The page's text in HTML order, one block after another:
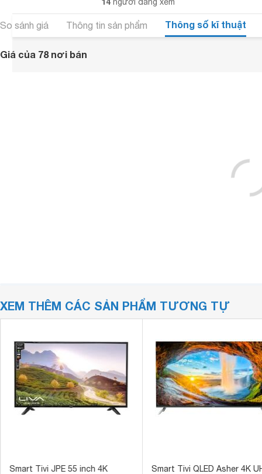
So sánh giá Thông tin sản phẩm Thông số kĩ thuật
Giá của 78 nơi bán
XEM THÊM CÁC SẢN PHẨM TƯƠNG TỰ
Smart Tivi JPE 55 inch 4K
Smart Tivi QLED Asher 4K